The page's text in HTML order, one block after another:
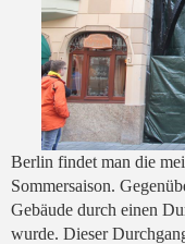
Berlin findet man die
Sommersaison.
Gebäude durch einen
wurde. Dieser